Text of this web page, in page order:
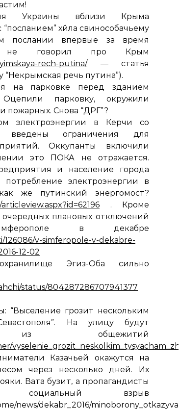
Украины вблизи Крыма
хйла свинособачьему
послании впервые за время
не говорил про Крым
rech-putina/— статья
“Некрымская речь путина”).
на парковке перед зданием
парковку, окружили
пожарных. Снова “ДРГ”?
электроэнергии в Керчи со
введены ограничения для
Оккупанты включили
это ПОКА не отражается.
и население города
электроэнергии в
же путинский энергомост?
. Кроме
очередных плановых отключений
в декабре
126086/v-simferopole-v-dekabre-
12-02
Эгиз-Оба сильно
status/804287286707941377
“Выселение грозит нескольким
На улицу будут
из общежитий
Казачьей окажутся на
через несколько дней. Их
Вата бузит, а пропагандисты
взрыв
news/dekabr_2016/